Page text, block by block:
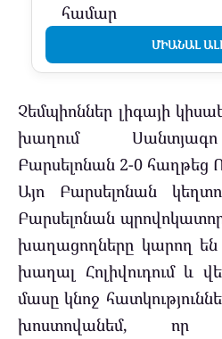
համար
ՄԻԱՆԱԼ
Չեմպիոններ լիգայի
խաղում Սանտյագո
Բարսելոնան 2-0 հաղթեց
Այո Բարսելոնան
Բարսելոնան
խաղացողները կարող են
խաղալ Հոլիվուդում և
մասը կնոջ
խոստովանեմ, որ